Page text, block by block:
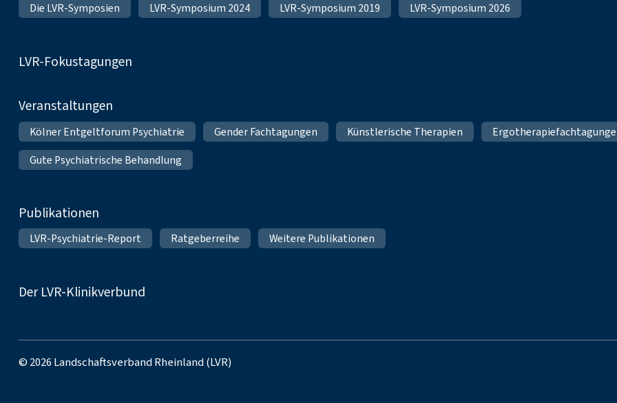
Die LVR-Symposien LVR-Symposium 2024 LVR-Symposium 2019 LVR-Symposium 2026
LVR-Fokustagungen
Veranstaltungen
Kölner Entgeltforum Psychiatrie Gender Fachtagungen Künstlerische Therapien
Gute Psychiatrische Behandlung
Publikationen
LVR-Psychiatrie-Report Ratgeberreihe Weitere Publikationen
Der LVR-Klinikverbund
© 2026 Landschaftsverband Rheinland (LVR)